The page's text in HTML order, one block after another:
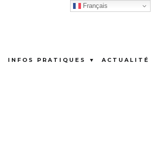
INFOS PRATIQUES ▼ ACTUALITÉ
Français